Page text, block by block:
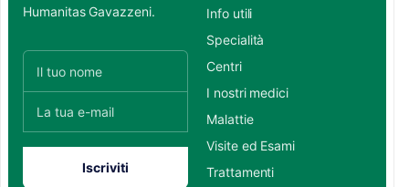
Humanitas Gavazzeni.
Info utili
Specialità
Centri
I nostri medici
Malattie
Visite ed Esami
Trattamenti